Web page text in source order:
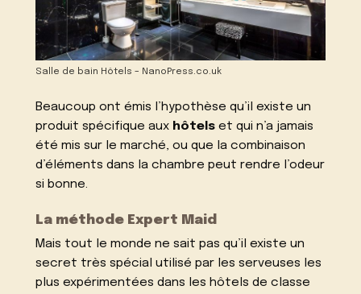
Salle de bain Hôtels – NanoPress.co.uk
Beaucoup ont émis l’hypothèse qu’il existe un
produit spécifique aux hôtels et qui n’a jamais
été mis sur le marché, ou que la combinaison
d’éléments dans la chambre peut rendre l’odeur
si bonne.
La méthode Expert Maid
Mais tout le monde ne sait pas qu’il existe un
secret très spécial utilisé par les serveuses les
plus expérimentées dans les hôtels de classe